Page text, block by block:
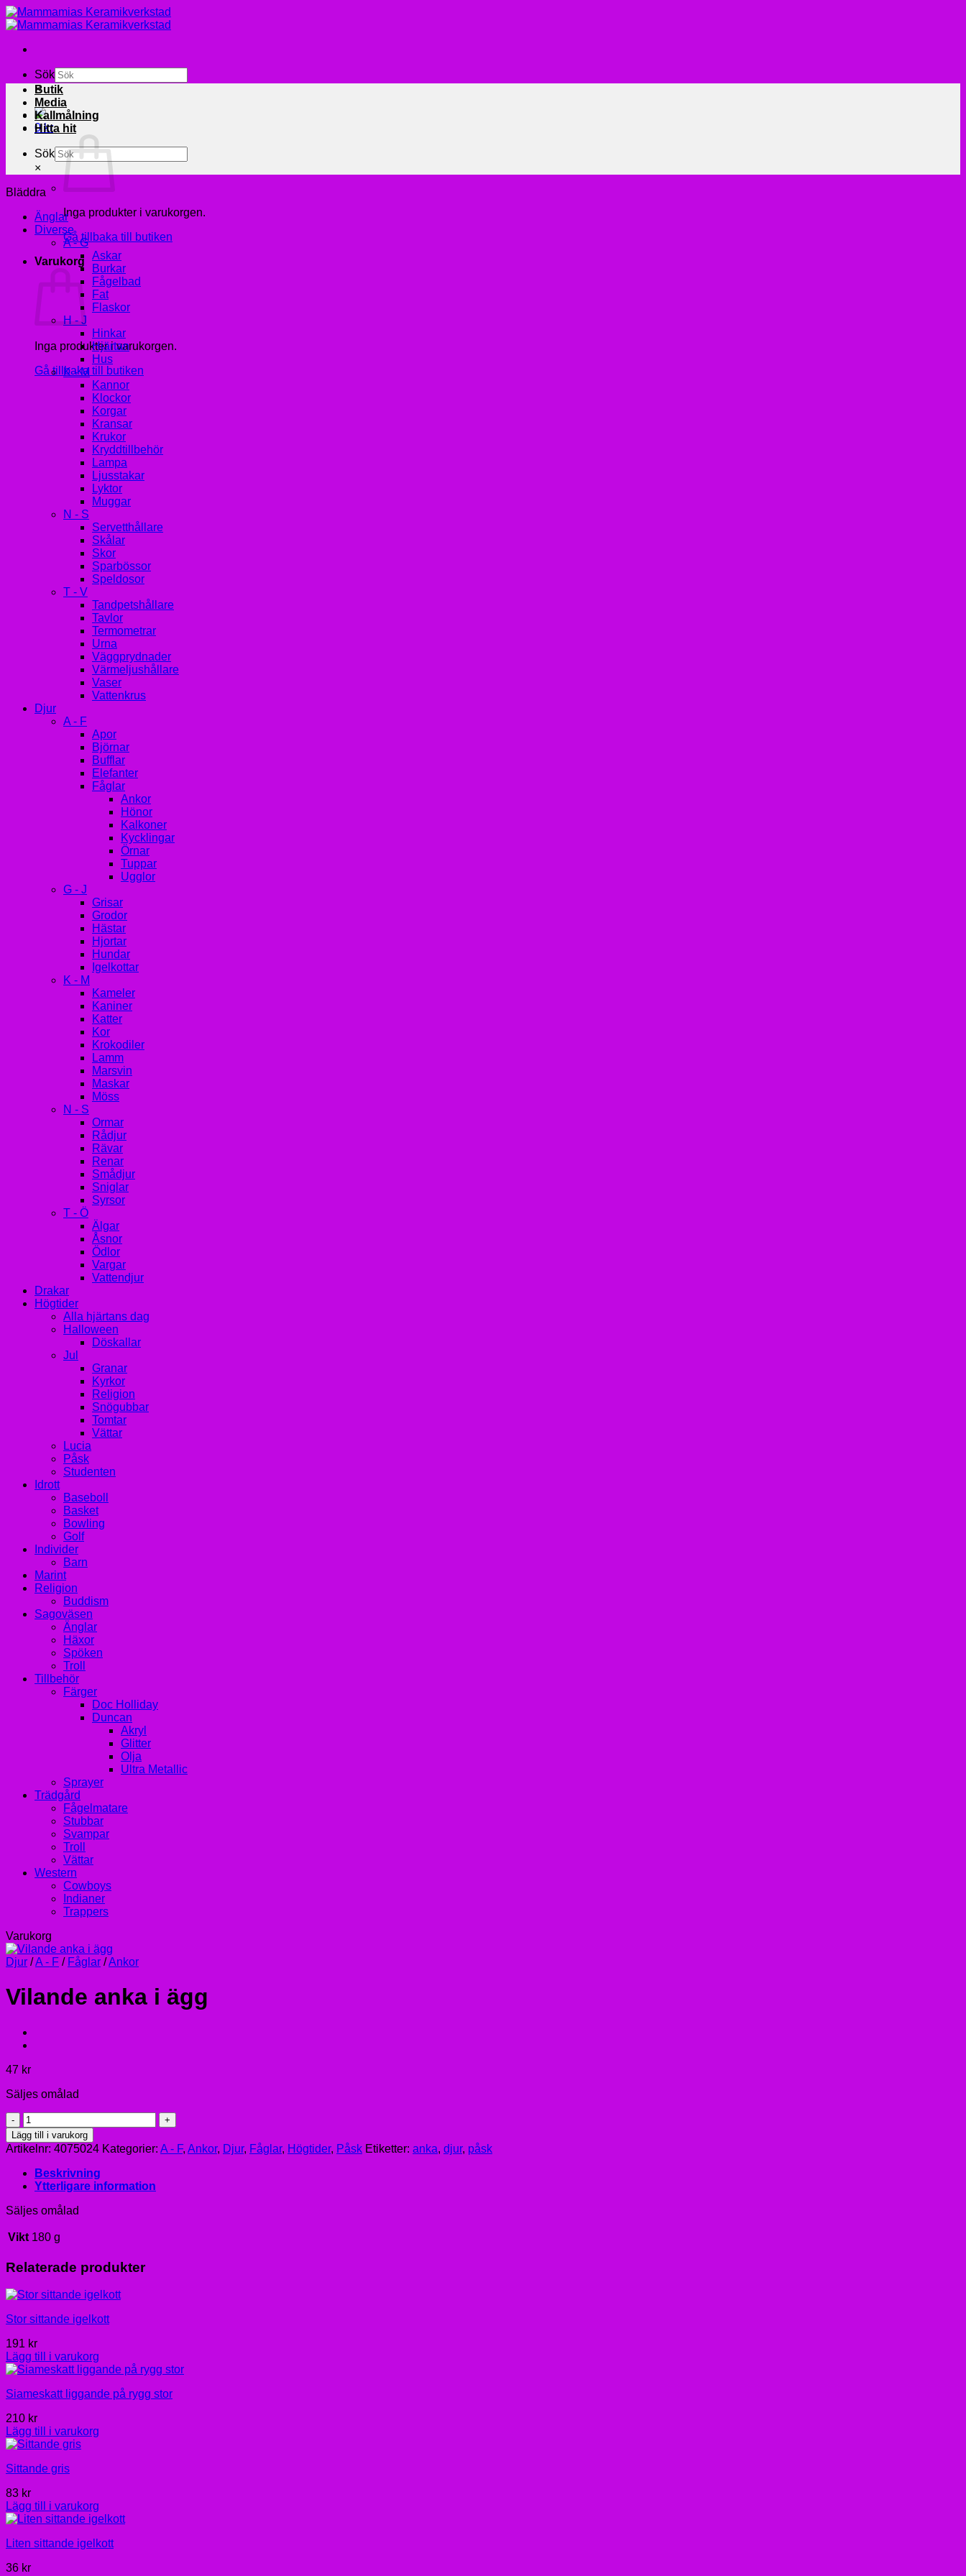
Skip
to
Sök
×
0kr
Inga produkter i varukorgen.
Gå tillbaka till butiken
Varukorg
Inga produkter i varukorgen.
Gå tillbaka till butiken
Butik
Media
Kallmålning
Hitta hit
Sök
×
Bläddra
Änglar
Diverse
A - G
Askar
Burkar
Fågelbad
Fat
Flaskor
H - J
Hinkar
Hjärtan
Hus
K - M
Kannor
Klockor
Korgar
Kransar
Krukor
Kryddtillbehör
Lampa
Ljusstakar
Lyktor
Muggar
N - S
Servetthållare
Skålar
Skor
Sparbössor
Speldosor
T - V
Tandpetshållare
Tavlor
Termometrar
Urna
Väggprydnader
Värmeljushållare
Vaser
Vattenkrus
Djur
A - F
Apor
Björnar
Bufflar
Elefanter
Fåglar
Ankor
Hönor
Kalkoner
Kycklingar
Örnar
Tuppar
Ugglor
G - J
Grisar
Grodor
Hästar
Hjortar
Hundar
Igelkottar
K - M
Kameler
Kaniner
Katter
Kor
Krokodiler
Lamm
Marsvin
Maskar
Möss
N - S
Ormar
Rådjur
Rävar
Renar
Smådjur
Sniglar
Syrsor
T - Ö
Älgar
Åsnor
Ödlor
Vargar
Vattendjur
Drakar
Högtider
Alla hjärtans dag
Halloween
Döskallar
Jul
Granar
Kyrkor
Religion
Snögubbar
Tomtar
Vättar
Lucia
Påsk
Studenten
Idrott
Baseboll
Basket
Bowling
Golf
Individer
Barn
Marint
Religion
Buddism
Sagoväsen
Änglar
Häxor
Spöken
Troll
Tillbehör
Färger
Doc Holliday
Duncan
Akryl
Glitter
Olja
Ultra Metallic
Sprayer
Trädgård
Fågelmatare
Stubbar
Svampar
Troll
Vättar
Western
Cowboys
Indianer
Trappers
Varukorg
Djur /A - F / Fåglar /Ankor
Vilande anka i ägg
47 kr
Säljes omålad
Vilande
anka
i
ägg
mängd
Lägg till i varukorg
Artikelnr: 4075024 Kategorier: A - F, Ankor, Djur, Fåglar, Högtider, Påsk Etiketter: anka, djur, påsk
Beskrivning
Ytterligare information
Säljes omålad
Vikt 180 g
Relaterade produkter
Stor sittande igelkott
191 kr
Lägg till i varukorg
Siameskatt liggande på rygg stor
210 kr
Lägg till i varukorg
Sittande gris
83 kr
Lägg till i varukorg
Liten sittande igelkott
36 kr